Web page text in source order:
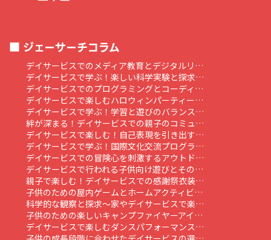
ジェーサーチコラム
デイサービスでのメディア教育とデジタルリ…
デイサービスで学ぶ！楽しい科学実験と探求…
デイサービスでのプログラミングとコーディ…
デイサービスで楽しむハロウィンパーティー…
デイサービスで学ぶ！学習と遊びのバランス…
絆が深まる！デイサービスでの親子のコミュ…
デイサービスで楽しむ！自己表現を引き出す…
デイサービスで学ぶ！国際文化交流プログラ…
デイサービスでの冒険心を刺激するアウトド…
デイサービスで行われる子供向け遊びとその…
親子で楽しむ！デイサービスでの感謝祭衣装…
子供のための屋内ゲームとホームアクティビ…
科学的な観察と探求～家やデイサービスで楽…
子供のための楽しいキャンプファイヤーアイ…
デイサービスで楽しむダンスパフォーマンス…